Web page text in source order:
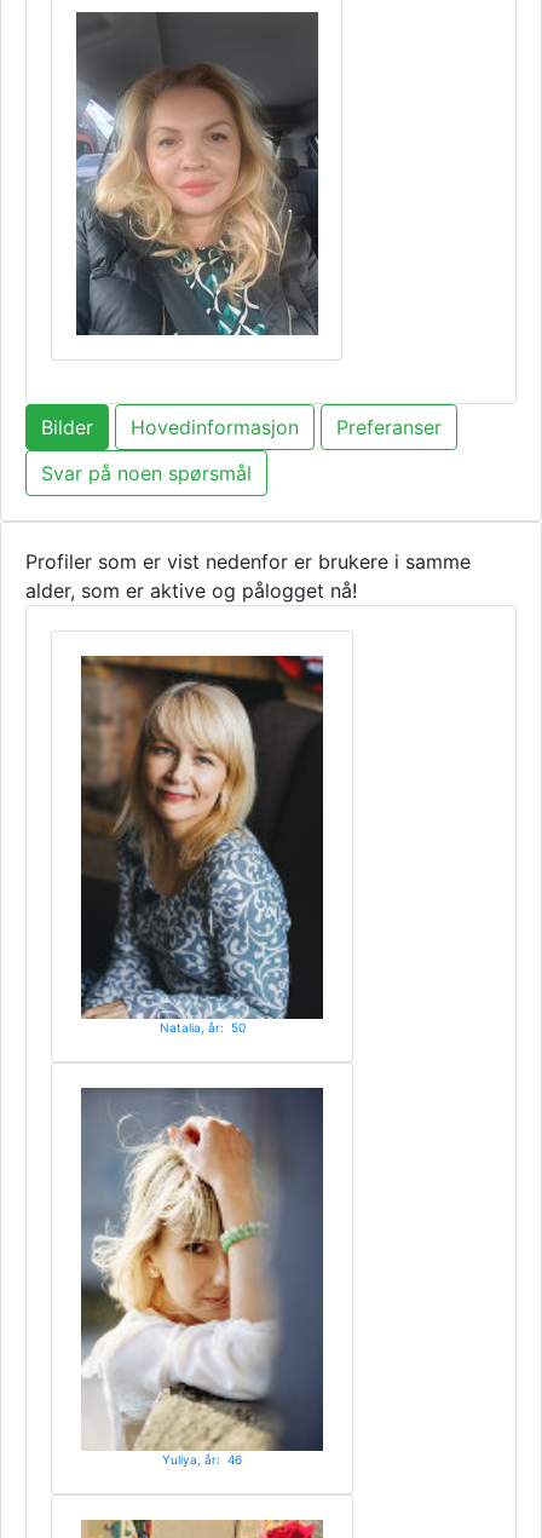
Bilder Hovedinformasjon
Preferanser
Svar på noen spørsmål
Profiler som er vist nedenfor er brukere i samme
alder, som er aktive og pålogget nå!
Natalia, år: 50
Yuliya, år: 46